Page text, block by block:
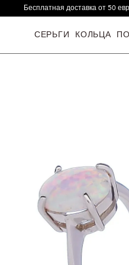
Бесплатная доставка от 50
СЕРЬГИ КОЛЬЦА